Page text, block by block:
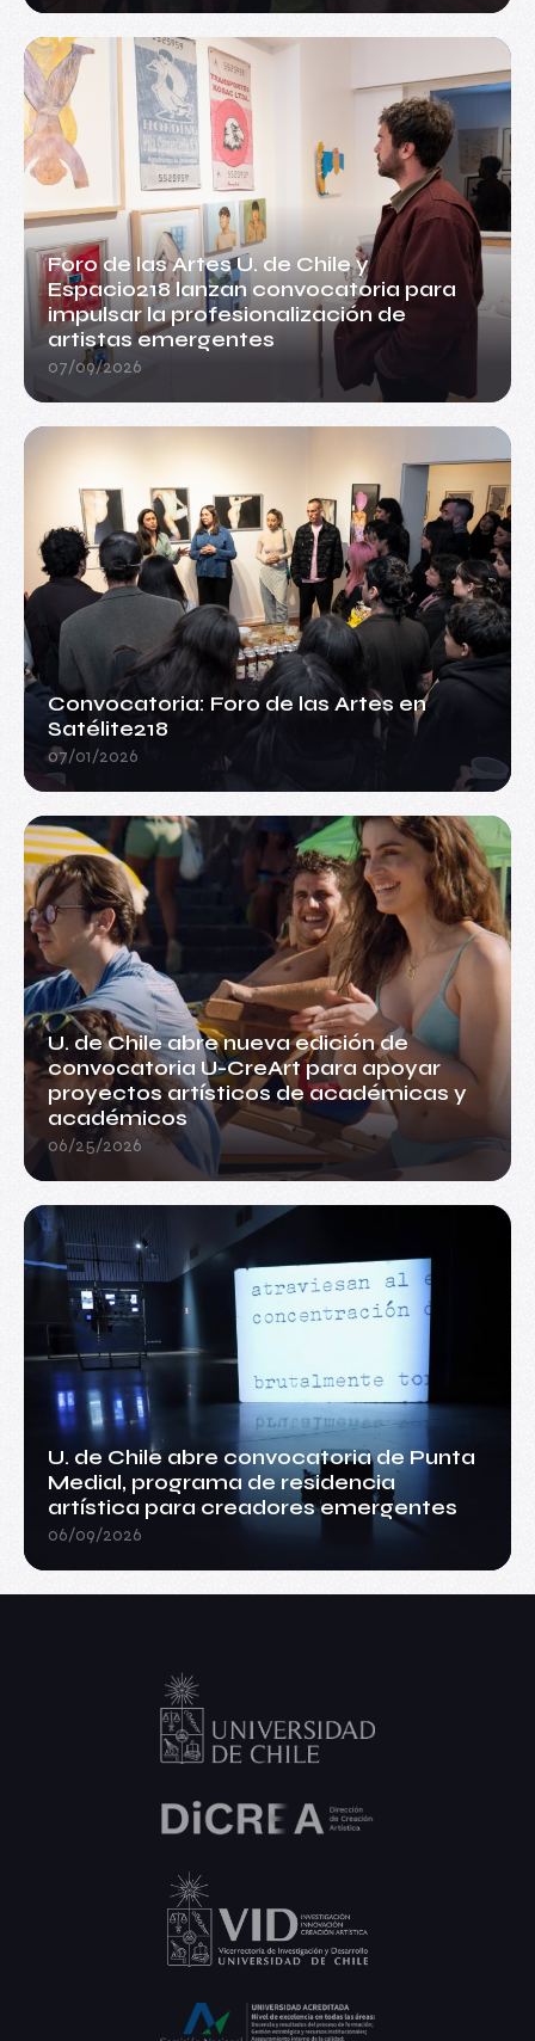
Foro de las Artes U. de Chile y
Espacio218 lanzan convocatoria para
impulsar la profesionalización de
artistas emergentes
07/09/2026
Convocatoria: Foro de las Artes en
Satélite218
07/01/2026
U. de Chile abre nueva edición de
convocatoria U-CreArt para apoyar
proyectos artísticos de académicas y
académicos
06/25/2026
U. de Chile abre convocatoria de Punta
Medial, programa de residencia
artística para creadores emergentes
06/09/2026